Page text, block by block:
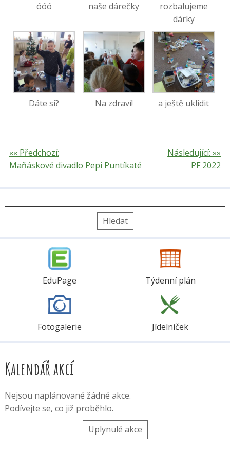
óóó naše dárečky
rozbalujeme
dárky
Dáte si? Na zdraví! a ještě uklidit
«« Předchozí:
Maňáskové divadlo Pepi Puntíkaté
Následující: »»
PF 2022
EduPage Týdenní plán
Fotogalerie Jídelníček
Kalendář akcí
Nejsou naplánované žádné akce.
Podívejte se, co již proběhlo.
Uplynulé akce